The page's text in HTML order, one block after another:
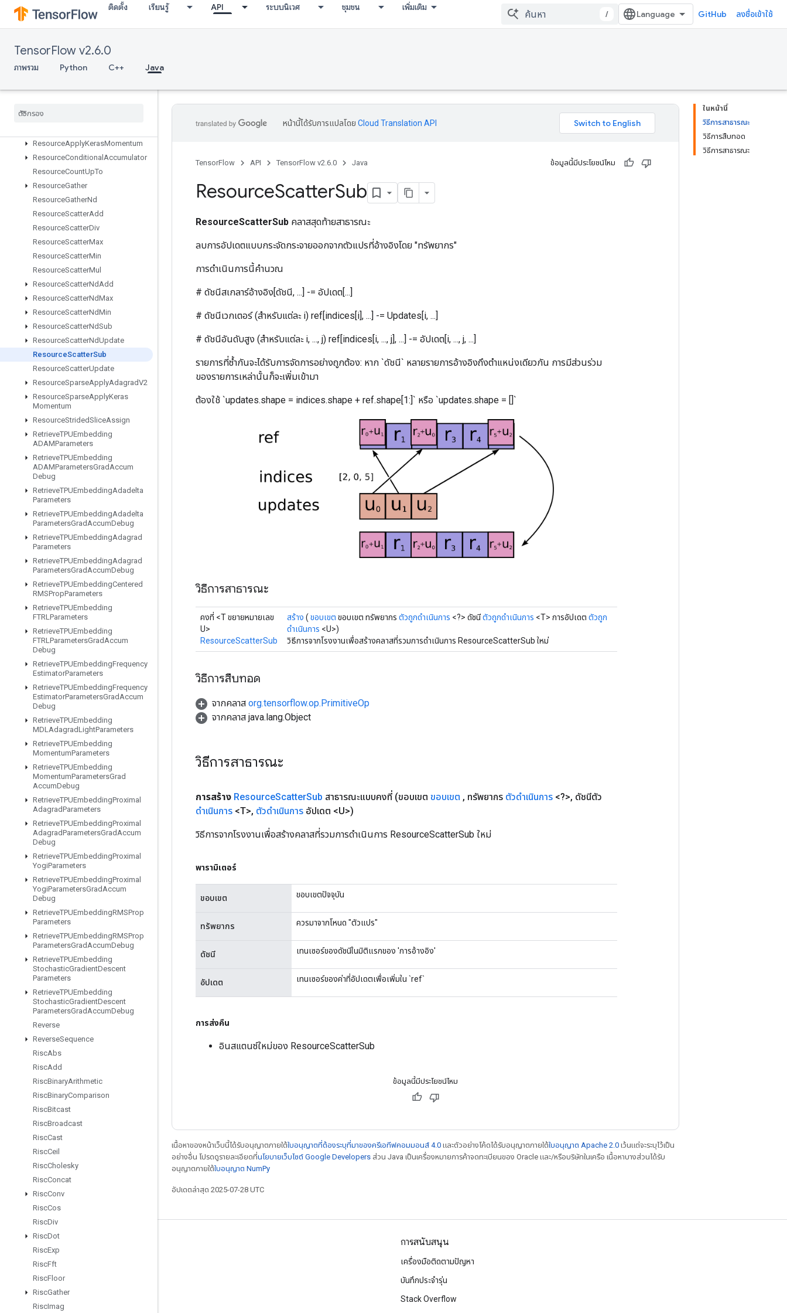
ติดตั้ง เรียนรู้ API ระบบนิเวศ ชุมชน เพิ่มเติม
/ GitHub ลงชื่อเข้าใช้
TensorFlow v2.6.0
ภาพรวม Python C++ Java
ResourceAccumulatorApplyGradi
ent
ulated
tep
Gradient
ResourceApplyKerasMomentum
ResourceConditional Accumulator
ResourceCountUpTo
ResourceGather
ResourceGatherNd
ResourceScatterAdd
ResourceScatterDiv
ResourceScatterMax
ResourceScatterMin
ResourceScatterMul
ResourceScatterNdAdd
ResourceScatterNdMax
ResourceScatterNdMin
ResourceScatterNdSub
ResourceScatterNdUpdate
ResourceScatterSub
ResourceScatterUpdate
ResourceSparseApplyAdagradV2
ResourceSparseApplyKeras
Momentum
ResourceStridedSliceAssign
RetrieveTPUEmbedding
ADAMParameters
RetrieveTPUEmbedding
ADAMParametersGradAccum
Debug
RetrieveTPUEmbeddingAdadelta
Parameters
RetrieveTPUEmbeddingAdadelta
ParametersGradAccumDebug
RetrieveTPUEmbeddingAdagrad
Parameters
RetrieveTPUEmbeddingAdagrad
ParametersGradAccumDebug
RetrieveTPUEmbeddingCentered
RMSPropParameters
RetrieveTPUEmbedding
FTRLParameters
RetrieveTPUEmbedding
FTRLParametersGradAccum
Debug
RetrieveTPUEmbeddingFrequency
EstimatorParameters
RetrieveTPUEmbeddingFrequency
EstimatorParametersGradAccum
Debug
RetrieveTPUEmbedding
MDLAdagradLightParameters
RetrieveTPUEmbedding
MomentumParameters
RetrieveTPUEmbedding
MomentumParametersGrad
AccumDebug
RetrieveTPUEmbeddingProximal
AdagradParameters
RetrieveTPUEmbeddingProximal
AdagradParametersGradAccum
Debug
RetrieveTPUEmbeddingProximal
YogiParameters
RetrieveTPUEmbeddingProximal
YogiParametersGradAccum
Debug
RetrieveTPUEmbeddingRMSProp
Parameters
RetrieveTPUEmbeddingRMSProp
ParametersGradAccumDebug
RetrieveTPUEmbedding
StochasticGradientDescent
Parameters
RetrieveTPUEmbedding
StochasticGradientDescent
ParametersGradAccumDebug
Reverse
ReverseSequence
RiscAbs
RiscAdd
RiscBinaryArithmetic
RiscBinaryComparison
RiscBitcast
RiscBroadcast
RiscCast
RiscCeil
RiscCholesky
RiscConcat
RiscConv
RiscCos
RiscDiv
RiscDot
RiscExp
RiscFft
RiscFloor
RiscGather
RiscImag
ในหน้านี้
วิธีการสาธารณะ
วิธีการสืบทอด
วิธีการสาธารณะ
หน้านี้ได้รับการแปลโดย Cloud Translation API
TensorFlow API TensorFlow v2.6.0 Java ข้อมูลนี้มีประโยชน์ไหม
ResourceScatterSub
ResourceScatterSub คลาสสุดท้ายสาธารณะ
ลบการอัปเดตแบบกระจัดกระจายออกจากตัวแปรที่อ้างอิงโดย "ทรัพยากร"
การดำเนินการนี้คำนวณ
# ดัชนีสเกลาร์อ้างอิง[ดัชนี, ...] -= อัปเดต[...]
# ดัชนีเวกเตอร์ (สำหรับแต่ละ i) ref[indices[i], ...] -= Updates[i, ...]
# ดัชนีอันดับสูง (สำหรับแต่ละ i, ..., j) ref[indices[i, ..., j], ...] -= อัปเดต[i, ..., j, ...]
รายการที่ซ้ำกันจะได้รับการจัดการอย่างถูกต้อง: หาก `ดัชนี` หลายรายการอ้างอิงถึงตำแหน่งเดียวกัน การมีส่วนร่วม
ของรายการเหล่านั้นก็จะเพิ่มเข้ามา
ต้องใช้ `updates.shape = indices.shape + ref.shape[1:]` หรือ `updates.shape = []`
วิธีการสาธารณะ
คงที่ <T ขยายหมายเลข
U>
ResourceScatterSub
สร้าง ( ขอบเขต ขอบเขต ทรัพยากร ตัวถูกดำเนินการ <?> ดัชนีตัวถูกดำเนินการ <T> การอัปเดต ตัวถูก
ดำเนินการ <U>)
วิธีการจากโรงงานเพื่อสร้างคลาสที่รวมการดำเนินการ ResourceScatterSub ใหม่
วิธีการสืบทอด
จากคลาส org.tensorflow.op.PrimitiveOp
จากคลาส java.lang.Object
วิธีการสาธารณะ
การสร้าง ResourceScatterSub สาธารณะแบบคงที่ (ขอบเขต ขอบเขต , ทรัพยากร ตัวดำเนินการ <?>, ดัชนีตัว
ดำเนินการ <T>, ตัวดำเนินการ อัปเดต <U>)
วิธีการจากโรงงานเพื่อสร้างคลาสที่รวมการดำเนินการ ResourceScatterSub ใหม่
พารามิเตอร์
ขอบเขต ขอบเขตปัจจุบัน
ทรัพยากร ควรมาจากโหนด "ตัวแปร"
ดัชนี เทนเซอร์ของดัชนีในมิติแรกของ 'การอ้างอิง'
อัปเดต เทนเซอร์ของค่าที่อัปเดตเพื่อเพิ่มใน `ref`
การส่งคืน
อินสแตนซ์ใหม่ของ ResourceScatterSub
ข้อมูลนี้มีประโยชน์ไหม
เนื้อหาของหน้าเว็บนี้ได้รับอนุญาตภายใต้ใบอนุญาตที่ต้องระบุที่มาของครีเอทีฟคอมมอนส์ 4.0 และตัวอย่างโค้ดได้รับอนุญาตภายใต้ใบอนุญาต Apache 2.0 เว้นแต่จะระบุไว้เป็น
อย่างอื่น โปรดดูรายละเอียดที่นโยบายเว็บไซต์ Google Developers ส่วน Java เป็นเครื่องหมายการค้าจดทะเบียนของ Oracle และ/หรือบริษัทในเครือ เนื้อหาบางส่วนได้รับ
อนุญาตภายใต้ใบอนุญาต NumPy
อัปเดตล่าสุด 2025-07-28 UTC
เชื่อมต่อเสมอ
ฟอรัม
การสนับสนุน
เครื่องมือติดตามปัญหา
บันทึกประจำรุ่น
Stack Overflow